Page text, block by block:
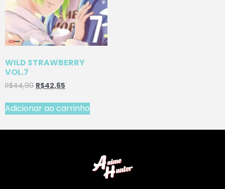
WILD STRAWBERRY
VOL.7
R$44,90 R$42,65
Adicionar ao carrinho